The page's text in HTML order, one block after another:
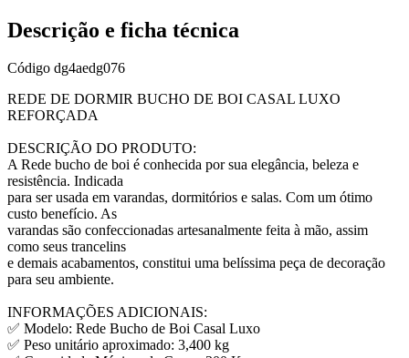
Descrição e ficha técnica
Código dg4aedg076
REDE DE DORMIR BUCHO DE BOI CASAL LUXO
REFORÇADA
DESCRIÇÃO DO PRODUTO:
A Rede bucho de boi é conhecida por sua elegância, beleza e
resistência. Indicada
para ser usada em varandas, dormitórios e salas. Com um ótimo
custo benefício. As
varandas são confeccionadas artesanalmente feita à mão, assim
como seus trancelins
e demais acabamentos, constitui uma belíssima peça de decoração
para seu ambiente.
INFORMAÇÕES ADICIONAIS:
✅ Modelo: Rede Bucho de Boi Casal Luxo
✅ Peso unitário aproximado: 3,400 kg